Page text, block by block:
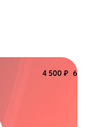
4 500 ₽ 6+